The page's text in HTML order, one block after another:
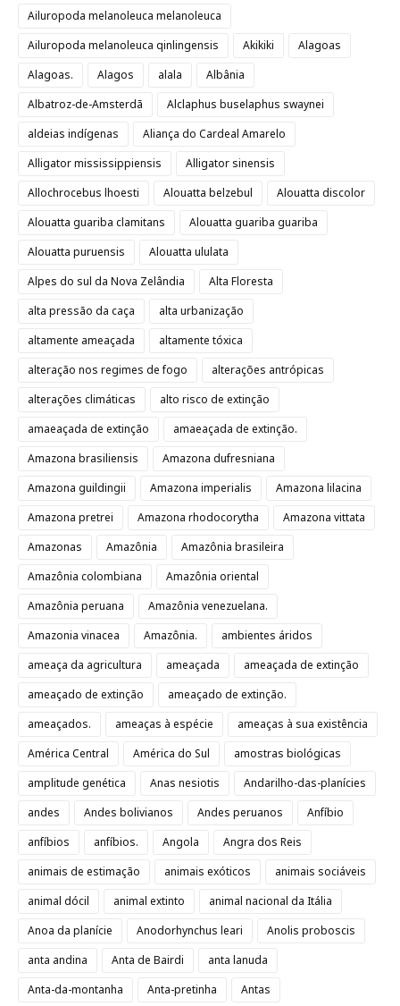
Ailuropoda melanoleuca melanoleuca
Ailuropoda melanoleuca qinlingensis
Akikiki
Alagoas
Alagoas.
Alagos alala
Albânia
Albatroz-de-Amsterdã
Alclaphus buselaphus swaynei
aldeias indígenas
Aliança do Cardeal Amarelo
Alligator mississippiensis
Alligator sinensis
Allochrocebus lhoesti
Alouatta belzebul
Alouatta discolor
Alouatta guariba clamitans
Alouatta guariba guariba
Alouatta puruensis
Alouatta ululata
Alpes do sul da Nova Zelândia
Alta Floresta
alta pressão da caça
alta urbanização
altamente ameaçada
altamente tóxica
alteração nos regimes de fogo
alterações antrópicas
alterações climáticas
alto risco de extinção
amaeaçada de extinção
amaeaçada de extinção.
Amazona brasiliensis
Amazona dufresniana
Amazona guildingii
Amazona imperialis
Amazona lilacina
Amazona pretrei
Amazona rhodocorytha
Amazona vittata
Amazonas
Amazônia
Amazônia brasileira
Amazônia colombiana
Amazônia oriental
Amazônia peruana
Amazônia venezuelana.
Amazonia vinacea
Amazônia.
ambientes áridos
ameaça da agricultura
ameaçada
ameaçada de extinção
ameaçado de extinção
ameaçado de extinção.
ameaçados.
ameaças à espécie
ameaças à sua existência
América Central
América do Sul
amostras biológicas
amplitude genética
Anas nesiotis
Andarilho-das-planícies
andes
Andes bolivianos Andes peruanos
Anfíbio
anfíbios
anfíbios. Angola
Angra dos Reis
animais de estimação
animais exóticos
animais sociáveis
animal dócil
animal extinto
animal nacional da Itália
Anoa da planície
Anodorhynchus leari
Anolis proboscis
anta andina
Anta de Bairdi
anta lanuda
Anta-da-montanha
Anta-pretinha
Antas